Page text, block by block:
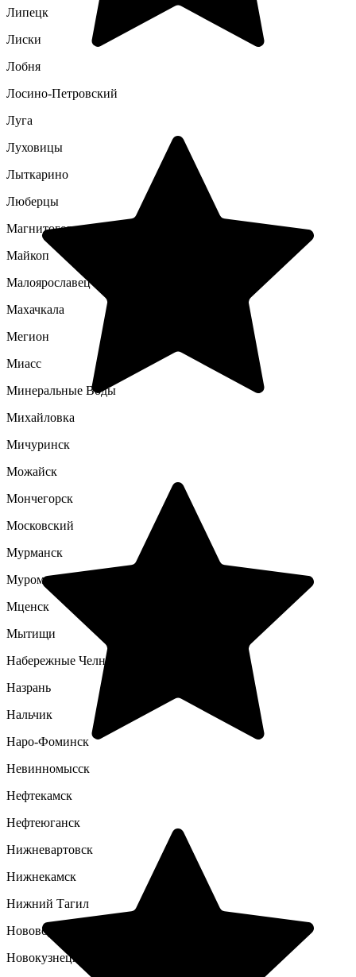
Липецк
Лиски
Лобня
Лосино-Петровский
Луга
Луховицы
Лыткарино
Люберцы
Магнитогорск
Майкоп
Малоярославец
Махачкала
Мегион
Миасс
Минеральные Воды
Михайловка
Мичуринск
Можайск
Мончегорск
Московский
Мурманск
Муром
Мценск
Мытищи
Набережные Челны
Назрань
Нальчик
Наро-Фоминск
Невинномысск
Нефтекамск
Нефтеюганск
Нижневартовск
Нижнекамск
Нижний Тагил
Нововоронеж
Новокузнецк